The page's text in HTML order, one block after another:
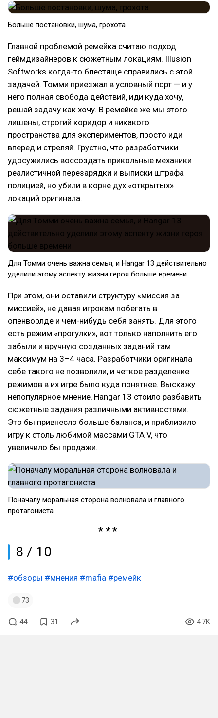
Больше постановки, шума, грохота
Главной проблемой ремейка считаю подход
геймдизайнеров к сюжетным локациям. Illusion
Softworks когда-то блестяще справились с этой
задачей. Томми приезжал в условный порт — и у
него полная свобода действий, иди куда хочу,
решай задачу как хочу. В ремейке же мы этого
лишены, строгий коридор и никакого
пространства для экспериментов, просто иди
вперед и стреляй. Грустно, что разработчики
удосужились воссоздать прикольные механики
реалистичной перезарядки и выписки штрафа
полицией, но убили в корне дух «открытых»
локаций оригинала.
Для Томми очень важна семья, и Hangar 13 действительно
уделили этому аспекту жизни героя больше времени
При этом, они оставили структуру «миссия за
миссией», не давая игрокам побегать в
опенворлде и чем-нибудь себя занять. Для этого
есть режим «прогулки», вот только наполнить его
забыли и вручную созданных заданий там
максимум на 3–4 часа. Разработчики оригинала
себе такого не позволили, и четкое разделение
режимов в их игре было куда понятнее. Выскажу
непопулярное мнение, Hangar 13 стоило разбавить
сюжетные задания различными активностями.
Это бы привнесло больше баланса, и приблизило
игру к столь любимой массами GTA V, что
увеличило бы продажи.
Поначалу моральная сторона волновала и главного
протагониста
8 / 10
#обзоры #мнения #mafia #ремейк
73
44 31 4.7K